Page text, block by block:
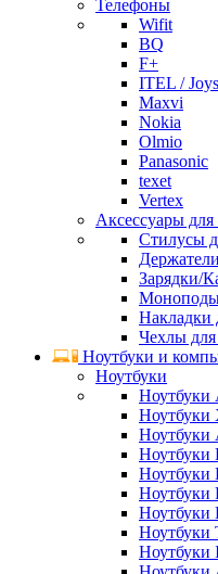
Телефоны
Wifit
BQ
F+
ITEL / Joys
Maxvi
Nokia
Olmio
Panasonic
texet
Vertex
Аксессуары
Стилусы
Держатели
Зарядки/
Накладки
Чехлы
Ноутбуки и
Ноутбуки
Ноутбуки
Ноутбуки
Ноутбуки
Ноутбуки
Ноутбуки
Ноутбуки
Ноутбуки
Ноутбуки
Ноутбуки